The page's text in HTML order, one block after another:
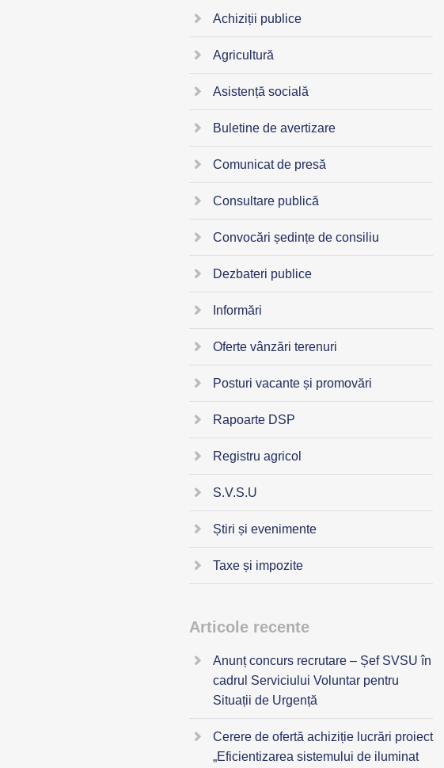
Achiziții publice
Agricultură
Asistență socială
Buletine de avertizare
Comunicat de presă
Consultare publică
Convocări ședințe de consiliu
Dezbateri publice
Informări
Oferte vânzări terenuri
Posturi vacante și promovări
Rapoarte DSP
Registru agricol
S.V.S.U
Știri și evenimente
Taxe și impozite
Articole recente
Anunț concurs recrutare – Șef SVSU în
cadrul Serviciului Voluntar pentru
Situații de Urgență
Cerere de ofertă achiziție lucrări proiect
„Eficientizarea sistemului de iluminat